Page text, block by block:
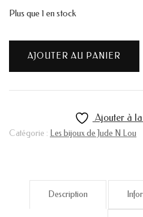
Plus que 1 en stock
quantité
Boucles
Hortense
AJOUTER AU PANIER
Ajouter à la
Catégorie : Les bijoux de Jude N Lou
Description